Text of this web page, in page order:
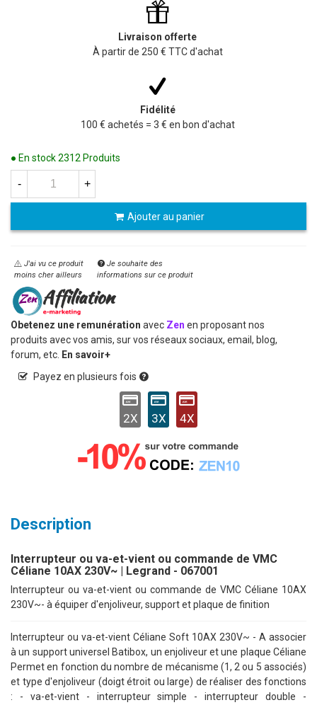
Livraison offerte
À partir de 250 € TTC d'achat
Fidélité
100 € achetés = 3 € en bon d'achat
● En stock2312 Produits
- +
Ajouter au panier
J'ai vu ce produit
moins cher ailleurs
Je souhaite des
informations sur ce produit
Obetenez une remunération avec Zen en proposant nos
produits avec vos amis, sur vos réseaux sociaux, email, blog,
forum, etc. En savoir+
Payez en plusieurs fois
2X 3X 4X
Description
Interrupteur ou va-et-vient ou commande de VMC
Céliane 10AX 230V~ | Legrand - 067001
Interrupteur ou va-et-vient ou commande de VMC Céliane 10AX
230V~- à équiper d'enjoliveur, support et plaque de finition
Interrupteur ou va-et-vient Céliane Soft 10AX 230V~ - A associer
à un support universel Batibox, un enjoliveur et une plaque Céliane
Permet en fonction du nombre de mécanisme (1, 2 ou 5 associés)
et type d'enjoliveur (doigt étroit ou large) de réaliser des fonctions
: - va-et-vient - interrupteur simple - interrupteur double -